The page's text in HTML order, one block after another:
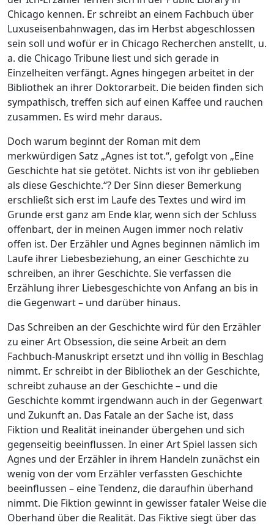
Chicago kennen. Er schreibt an einem Fachbuch über
Luxuseisenbahnwagen, das im Herbst abgeschlossen
sein soll und wofür er in Chicago Recherchen anstellt, u.
a. die Chicago Tribune liest und sich gerade in
Einzelheiten verfängt. Agnes hingegen arbeitet in der
Bibliothek an ihrer Doktorarbeit. Die beiden finden sich
sympathisch, treffen sich auf einen Kaffee und rauchen
zusammen. Es wird mehr daraus.
Doch warum beginnt der Roman mit dem
merkwürdigen Satz „Agnes ist tot.“, gefolgt von „Eine
Geschichte hat sie getötet. Nichts ist von ihr geblieben
als diese Geschichte.“? Der Sinn dieser Bemerkung
erschließt sich erst im Laufe des Textes und wird im
Grunde erst ganz am Ende klar, wenn sich der Schluss
offenbart, der in meinen Augen immer noch relativ
offen ist. Der Erzähler und Agnes beginnen nämlich im
Laufe ihrer Liebesbeziehung, an einer Geschichte zu
schreiben, an ihrer Geschichte. Sie verfassen die
Erzählung ihrer Liebesgeschichte von Anfang an bis in
die Gegenwart – und darüber hinaus.
Das Schreiben an der Geschichte wird für den Erzähler
zu einer Art Obsession, die seine Arbeit an dem
Fachbuch-Manuskript ersetzt und ihn völlig in Beschlag
nimmt. Er schreibt in der Bibliothek an der Geschichte,
schreibt zuhause an der Geschichte – und die
Geschichte kommt irgendwann auch in der Gegenwart
und Zukunft an. Das Fatale an der Sache ist, dass
Fiktion und Realität ineinander übergehen und sich
gegenseitig beeinflussen. In einer Art Spiel lassen sich
Agnes und der Erzähler in ihrem Handeln zunächst ein
wenig von der vom Erzähler verfassten Geschichte
beeinflussen – eine Tendenz, die daraufhin überhand
nimmt. Die Fiktion gewinnt in gewisser fataler Weise die
Oberhand über die Realität. Das Fiktive siegt über das